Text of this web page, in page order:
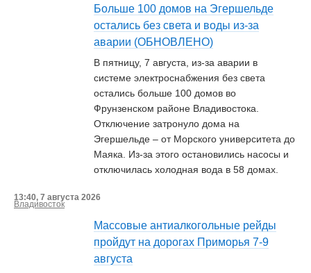
Больше 100 домов на Эгершельде
остались без света и воды из-за
аварии (ОБНОВЛЕНО)
В пятницу, 7 августа, из-за аварии в
системе электроснабжения без света
остались больше 100 домов во
Фрунзенском районе Владивостока.
Отключение затронуло дома на
Эгершельде – от Морского университета до
Маяка. Из-за этого остановились насосы и
отключилась холодная вода в 58 домах.
13:40, 7 августа 2026
Владивосток
Массовые антиалкогольные рейды
пройдут на дорогах Приморья 7-9
августа